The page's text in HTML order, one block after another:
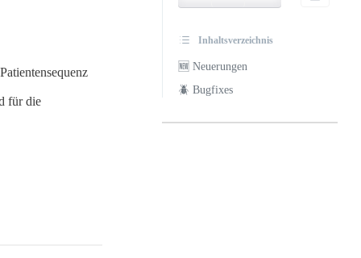
für die
Inhaltsverzeichnis
🆕 Neuerungen
🪲 Bugfixes